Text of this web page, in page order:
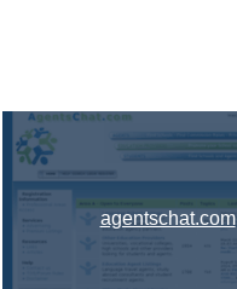
agentschat.com